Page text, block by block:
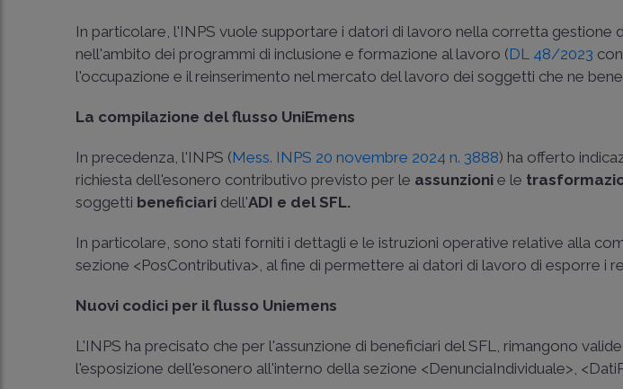
In particolare, l'INPS vuole supportare i datori di lavoro nella corretta gestione
nell'ambito dei programmi di inclusione e formazione al lavoro (DL 48/2023
l'occupazione e il reinserimento nel mercato del lavoro dei soggetti che ne
La compilazione del flusso UniEmens
In precedenza, l'INPS (Mess. INPS 20 novembre 2024 n. 3888) ha offerto
richiesta dell'esonero contributivo previsto per le assunzioni e le
soggetti beneficiari dell'ADI e del SFL.
In particolare, sono stati forniti i dettagli e le istruzioni operative relative alla
sezione <PosContributiva>, al fine di permettere ai datori di lavoro di esporre i
Nuovi codici per il flusso Uniemens
L'INPS ha precisato che per l'assunzione di beneficiari del SFL, rimangono
l'esposizione dell'esonero all'interno della sezione <DenunciaIndividuale>,